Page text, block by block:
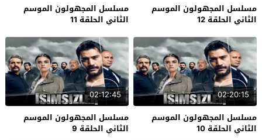
مسلسل المجهولون الموسم
الثاني الحلقة 12
مسلسل المجهولون الموسم
الثاني الحلقة 11
02:20:15
مسلسل المجهولون الموسم
الثاني الحلقة 10
02:12:45
مسلسل المجهولون الموسم
الثاني الحلقة 9